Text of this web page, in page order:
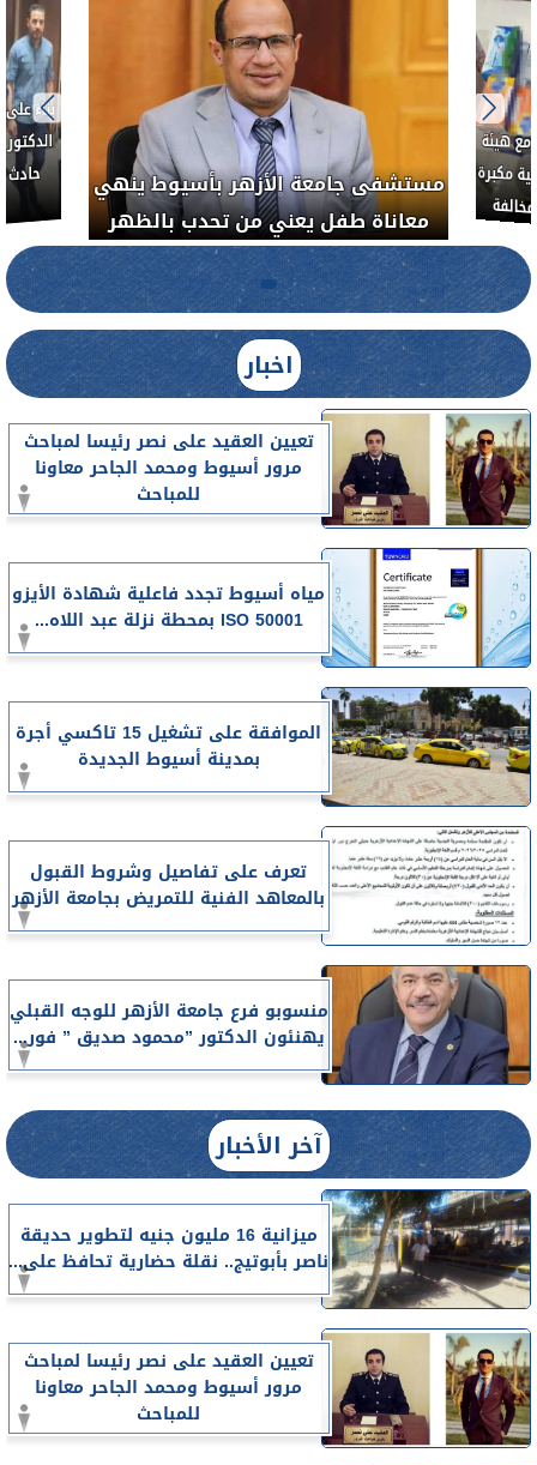
بناءً
حادث
مستشفى جامعة الأزهر بأسيوط ينهي
معاناة طفل يعني من تحدب بالظهر
هيئة
مكبرة
اخبار
تعيين العقيد على نصر رئيسا لمباحث
مرور أسيوط ومحمد الجاحر معاونا
للمباحث
مياه أسيوط تجدد فاعلية شهادة الأيزو
ISO 50001 بمحطة نزلة عبد اللاه...
الموافقة على تشغيل 15 تاكسي أجرة
بمدينة أسيوط الجديدة
تعرف على تفاصيل وشروط القبول
بالمعاهد الفنية للتمريض بجامعة الأزهر
منسوبو فرع جامعة الأزهر للوجه القبلي
يهنئون الدكتور ”محمود صديق ” فور...
آخر الأخبار
ميزانية 16 مليون جنيه لتطوير حديقة
ناصر بأبوتيج.. نقلة حضارية تحافظ على...
تعيين العقيد على نصر رئيسا لمباحث
مرور أسيوط ومحمد الجاحر معاونا
للمباحث